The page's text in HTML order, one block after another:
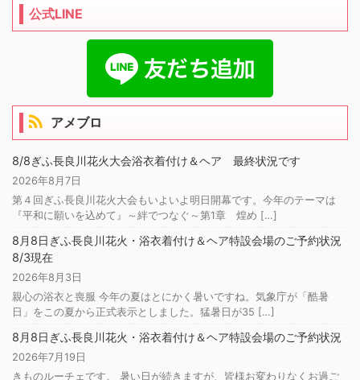
公式LINE
アメブロ
8/8ぎふ長良川花火大会浴衣着付け＆ヘア 最終状況です
2026年8月7日
第４回ぎふ長良川花火大会もいよいよ明日開幕です。今年のテーマは
『平和に願いを込めて』～絆でつなぐ～第1章 煌め […]
8月8日ぎふ長良川花火・浴衣着付け＆ヘア特設会場のご予約状況
8/3現在
2026年8月3日
親心の浴衣と喪服 今年の夏はとにかく暑いですね。気象庁が「酷暑
日」をこの夏から正式表示としました。猛暑日が35 […]
8月8日ぎふ長良川花火・浴衣着付け＆ヘア特設会場のご予約状況
2026年7月19日
きものルーチェです。 暑い日が続きますが、皆様お変わりなくお過ご